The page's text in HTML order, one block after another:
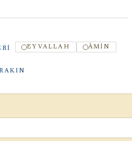
EYVALLAH ÂMIN